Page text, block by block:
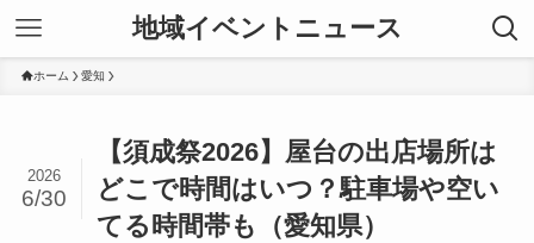
地域イベントニュース
ホーム 愛知
【須成祭2026】屋台の出店場所は
どこで時間はいつ？駐車場や空い
てる時間帯も（愛知県）
2026
6/30